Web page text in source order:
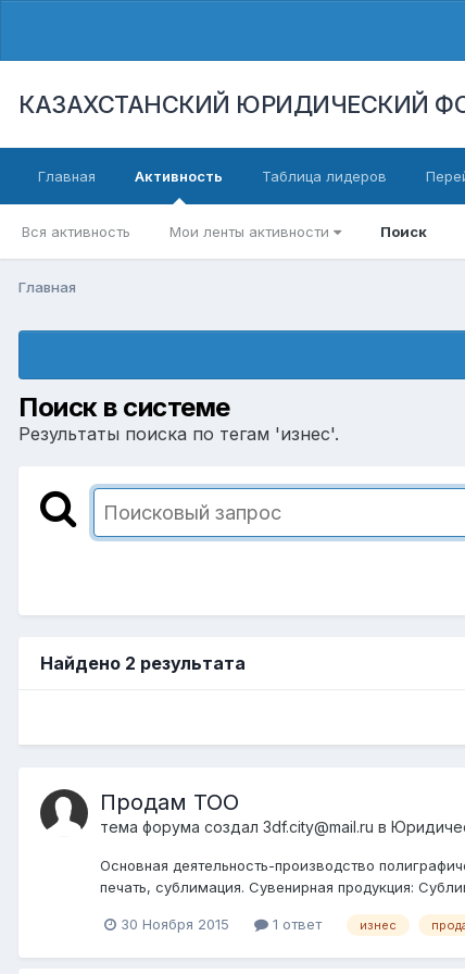
КАЗАХСТАНСКИЙ ЮРИДИЧЕСКИЙ
Главная Активность
Вся активность Мои ленты активности Поиск
Таблица лидеров
Главная
Поиск в системе
Результаты поиска по тегам 'изнес'.
Найдено 2 результата
Продам ТОО
тема форума создал 3df.city@mail.ru в
Основная деятельность-производство
печать, сублимация. Сувенирная продукция:
30 Ноября 2015 1 ответ изнес